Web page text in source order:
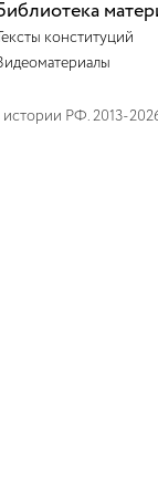
Тексты конституций
РФ. 2013-